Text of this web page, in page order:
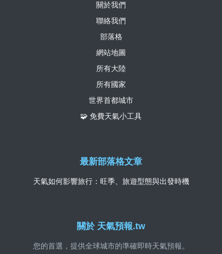
關於 天氣預報.tw
您的首選，提供全球城市的準確即時天氣預報。
關於我們
聯絡我們
部落格
網站地圖
所有大陸
所有國家
世界首都城市
🧩 免費天氣小工具
最新部落格文章
天氣如何影響旅行：旺季、旅遊型態與出發時機